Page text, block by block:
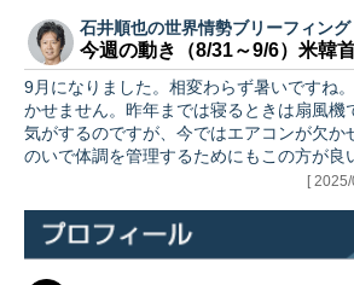
石井順也の世界情勢ブリーフィング
今週の動き（8/31～9/6）米韓
9月になりました。相変わらず暑いですね
かせません。昨年までは寝るときは扇風機
気がするのですが、今ではエアコンが欠か
のいで体調を管理するためにもこの方が良いよ
[